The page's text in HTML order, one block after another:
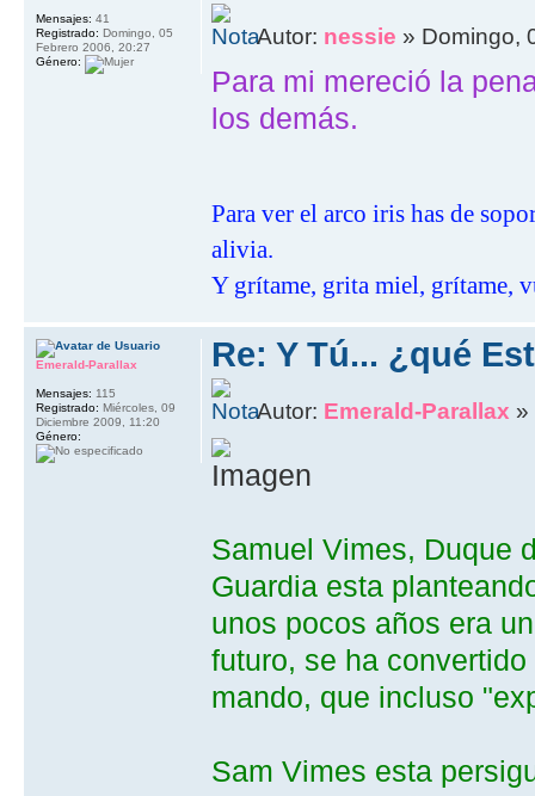
Autor: nessie » Domingo,
Para mi mereció la
los demás.
Para ver el arco iris has de
alivia.
Y grítame, grita miel, grítame,
Mensajes: 41
Registrado: Domingo, 05
Febrero 2006, 20:27
Género:
Re: Y Tú... ¿qué
Autor: Emerald-Parallax »
Samuel Vimes, Duque
Guardia esta
unos pocos años era
futuro, se ha
mando, que incluso
Sam Vimes esta
Emerald-Parallax
Mensajes: 115
Registrado: Miércoles, 09
Diciembre 2009, 11:20
Género: